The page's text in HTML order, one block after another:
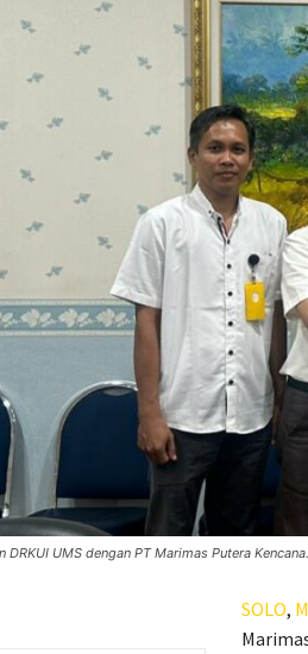
UMS dengan PT Marimas Putera Kencana.
SOLO,